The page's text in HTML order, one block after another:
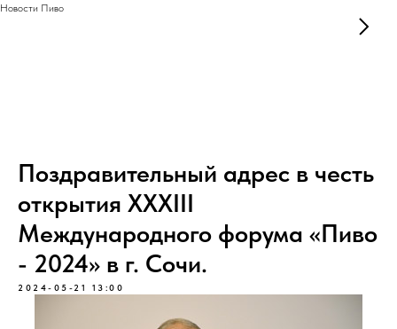
Новости Пиво
Поздравительный адрес в честь
открытия XXXIII
Международного форума «Пиво
- 2024» в г. Сочи.
2024-05-21 13:00